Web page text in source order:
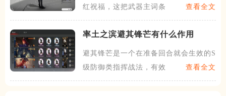
红祝福，这把武器主词条给高
查看全文
率土之滨避其锋芒有什么作用
避其锋芒是一个在准备回合就会生效的S
级防御类指挥战法，有效距
查看全文